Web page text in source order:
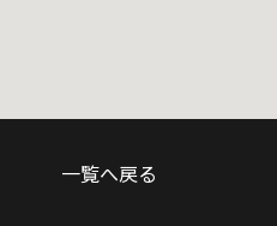
一覧へ戻る